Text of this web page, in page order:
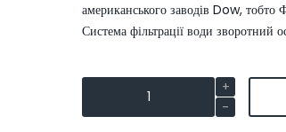
американського заводів Dow, тобто
Система фільтрації води
S800 аквафор
51600.00 грн.